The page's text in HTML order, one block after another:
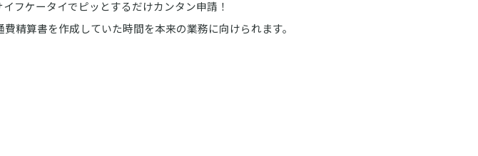
フケータイでピッとするだけカンタン申請！
精算書を作成していた時間を本来の業務に向けられます。